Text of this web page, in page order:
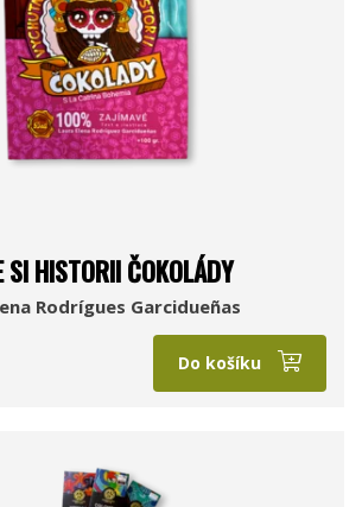
SI HISTORII ČOKOLÁDY
Rodrígues Garcidueñas
Do košíku